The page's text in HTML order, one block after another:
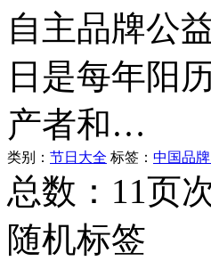
自主品牌公
日是每年阳
产者和…
类别： 节日大全 标签： 中国品牌
总数：11页
随机标签